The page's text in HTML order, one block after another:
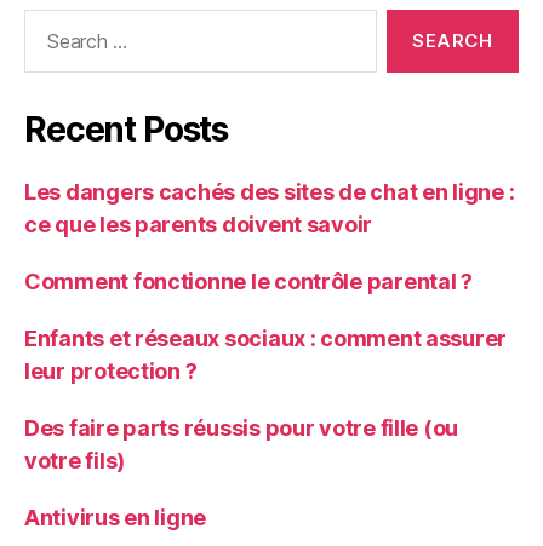
Recent Posts
Les dangers cachés des sites de chat en ligne :
ce que les parents doivent savoir
Comment fonctionne le contrôle parental ?
Enfants et réseaux sociaux : comment assurer
leur protection ?
Des faire parts réussis pour votre fille (ou
votre fils)
Antivirus en ligne